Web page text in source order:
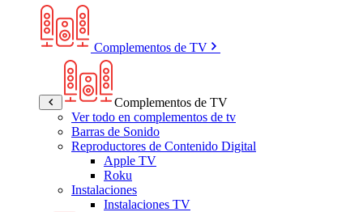
Complementos de TV
Complementos de TV
Ver todo en complementos de tv
Barras de Sonido
Reproductores de Contenido Digital
Apple TV
Roku
Instalaciones
Instalaciones TV